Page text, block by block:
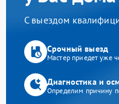
С выездом
Срочный выезд
Мастер приедет уже
Диагностика и
Определим причину